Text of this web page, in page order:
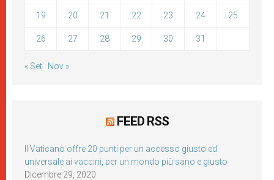
19 20 21 22 23 24 25
26 27 28 29 30 31
« Set Nov »
FEED RSS
Il Vaticano offre 20 punti per un accesso giusto ed
universale ai vaccini, per un mondo più sano e giusto
Dicembre 29, 2020